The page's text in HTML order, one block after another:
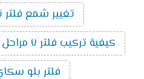
تغيير شمع فلتر تانك
كيفية تركيب فلتر ٧ مراحل
فلتر بلو سكاي 7